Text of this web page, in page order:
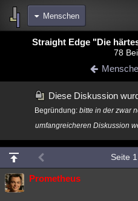
Menschen
Bereiche
meine Rubriken
Menschen Wissenschaft
Spiritualität Verschwörungen
Natur
weitere Rubriken
Straight Edge "Die
78
Diese Diskussion
Begründung: bitte in der zwar
umfangreicheren Diskussion
Seite 1
Prometheus